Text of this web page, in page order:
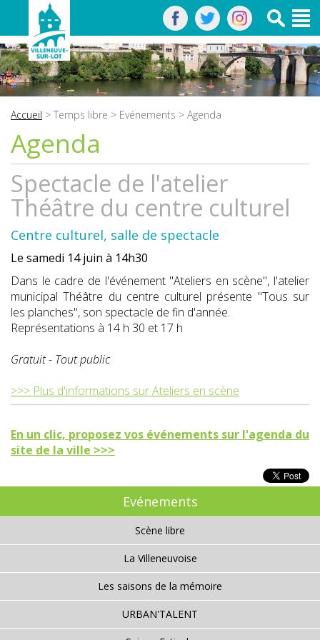
Accueil > Temps libre > Evénements > Agenda
Agenda
Spectacle de l'atelier
Théâtre du centre culturel
Centre culturel, salle de spectacle
Le samedi 14 juin à 14h30
Dans le cadre de l'événement "Ateliers en scène", l'atelier
municipal Théâtre du centre culturel présente "Tous sur
les planches", son spectacle de fin d'année.
Représentations à 14 h 30 et 17 h
Gratuit - Tout public
>>> Plus d'informations sur Ateliers en scène
En un clic, proposez vos événements sur l'agenda du
site de la ville >>>
Evénements
Scène libre
La Villeneuvoise
Les saisons de la mémoire
URBAN'TALENT